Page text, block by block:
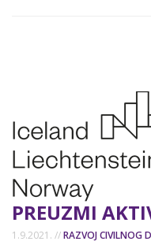
PREUZMI
1.9.2021. //RAZVOJ CIVILNOG